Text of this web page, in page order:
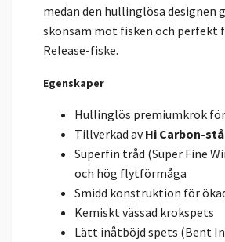
medan den hullinglösa designen
skonsam mot fisken och perfekt
Release-fiske.
Egenskaper
Hullinglös premiumkrok
Tillverkad avHi Carbon-
Superfin tråd (Super Fine
och hög flytförmåga
Smidd konstruktion för
Kemiskt vässad krokspets
Lätt inåtböjd spets (Bent